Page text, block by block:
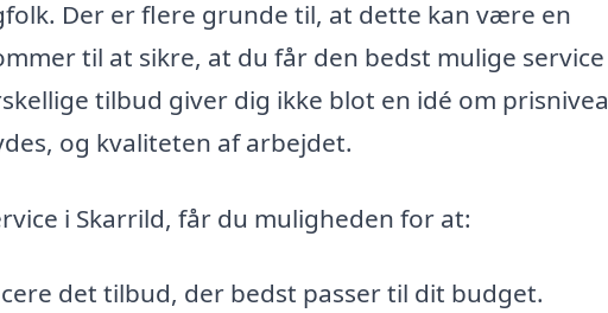
Der er flere grunde til, at dette kan være en
til at sikre, at du får den bedst mulige
tilbud giver dig ikke blot en idé om
og kvaliteten af arbejdet.
i Skarrild, får du muligheden for at:
det tilbud, der bedst passer til dit budget.